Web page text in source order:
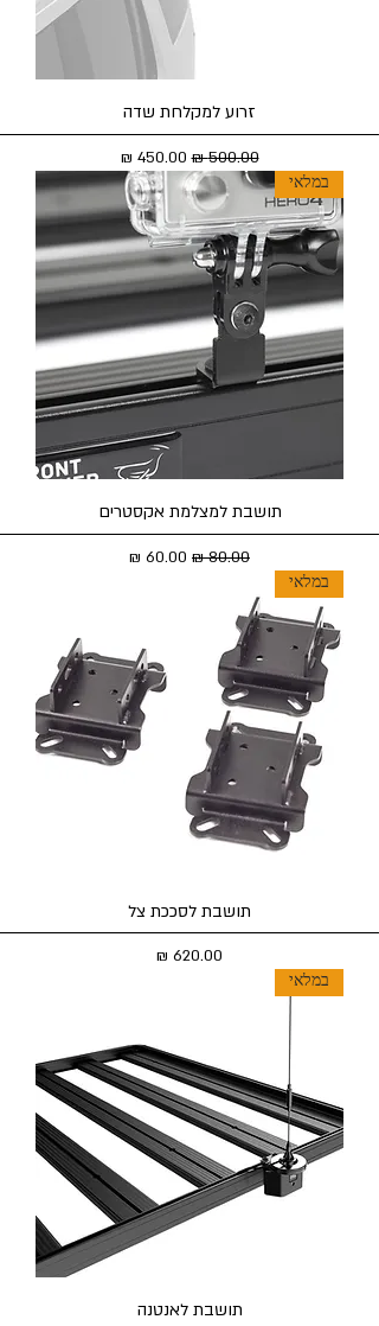
זרוע למקלחת שדה
מחיר רגיל‏500.00 ‏₪ מחיר מבצע
במלאי
תושבת למצלמת אקסטרים
מחיר רגיל מחיר מבצע
במלאי
תושבת לסככת צל
מחיר
במלאי
תושבת לאנטנה